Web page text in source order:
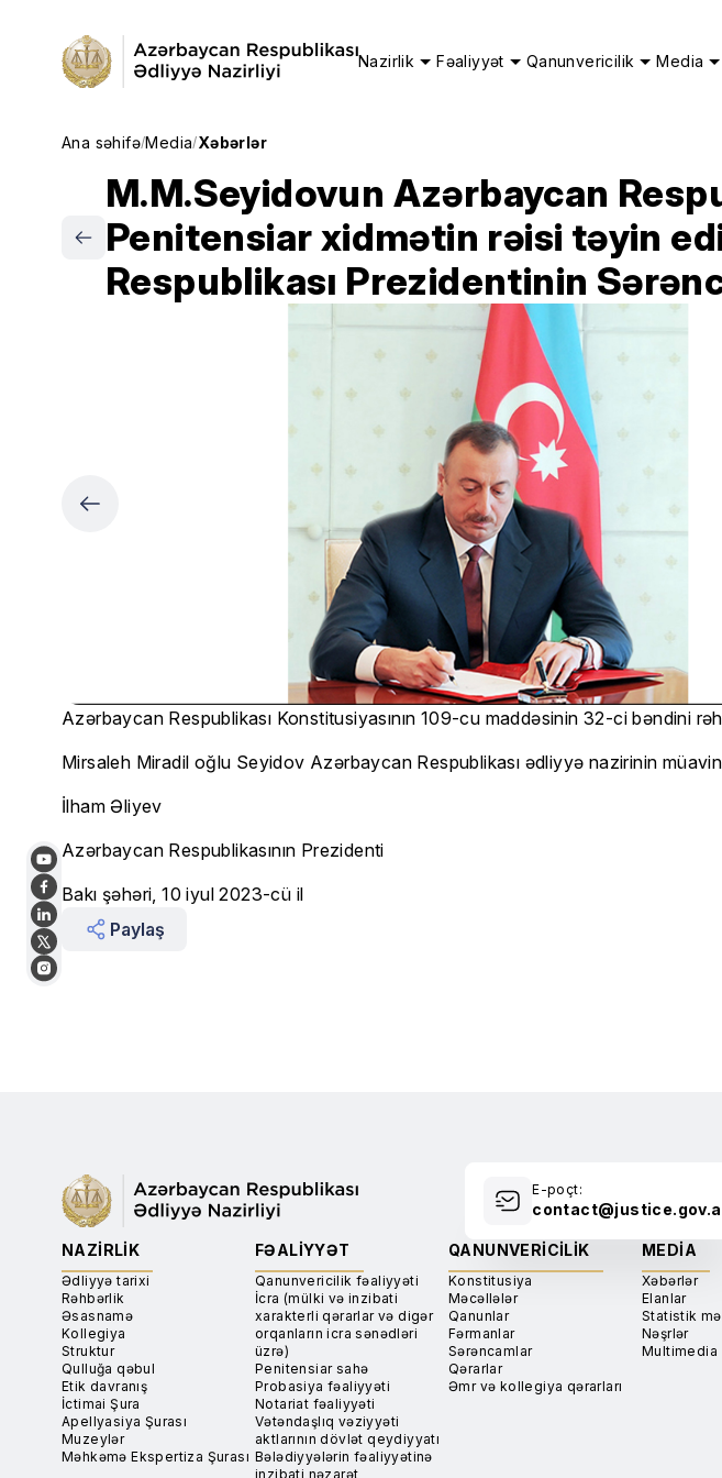
Nazirlik Fəaliyyət Qanunvericilik Media
Ana səhifə/Media/Xəbərlər
M.M.Seyidovun Azərbaycan
Penitensiar xidmətin rəisi təyin
Respublikası Prezidentinin
Azərbaycan Respublikası Konstitusiyasının 109-cu maddəsinin 32-ci bəndini
Mirsaleh Miradil oğlu Seyidov Azərbaycan Respublikası ədliyyə nazirinin
İlham Əliyev
Azərbaycan Respublikasının Prezidenti
Bakı şəhəri, 10 iyul 2023-cü il
Paylaş
E-poçt:
NAZIRLIK
Ədliyyə tarixi
Rəhbərlik
Əsasnamə
Kollegiya
Struktur
Qulluğa qəbul
Etik davranış
İctimai Şura
Apellyasiya Şurası
Muzeylər
Məhkəmə Ekspertiza Şurası
FƏALIYYƏT
Qanunvericilik fəaliyyəti
İcra (mülki və inzibati
xarakterli qərarlar və digər
orqanların icra sənədləri
üzrə)
Penitensiar sahə
Probasiya fəaliyyəti
Notariat fəaliyyəti
Vətəndaşlıq vəziyyəti
aktlarının dövlət qeydiyyatı
Bələdiyyələrin fəaliyyətinə
inzibati nəzarət
QANUNVERICILIK
Konstitusiya
Məcəllələr
Qanunlar
Fərmanlar
Sərəncamlar
Qərarlar
Əmr və kollegiya qərarları
MEDIA
Xəbərlər
Elanlar
Statistik
Nəşrlər
Multimedia